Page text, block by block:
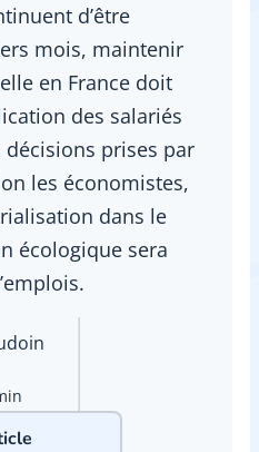
d’être
mois, maintenir
en France doit
des salariés
décisions prises par
les économistes,
dans le
écologique sera